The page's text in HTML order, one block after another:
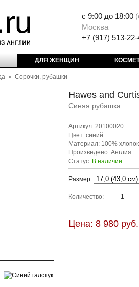
с 9:00 до 18:00 (
Москва
+7 (917) 513-22-
ДЛЯ ЖЕНЩИН
» Сорочки, рубашки
Hawes and
Синяя рубашка
Артикул: 20100020
Цвет: синий
Материал: 100% хлопок
Произведено: Англия
Статус: В наличии
Размер
Количество:
Цена: 8 980 руб.